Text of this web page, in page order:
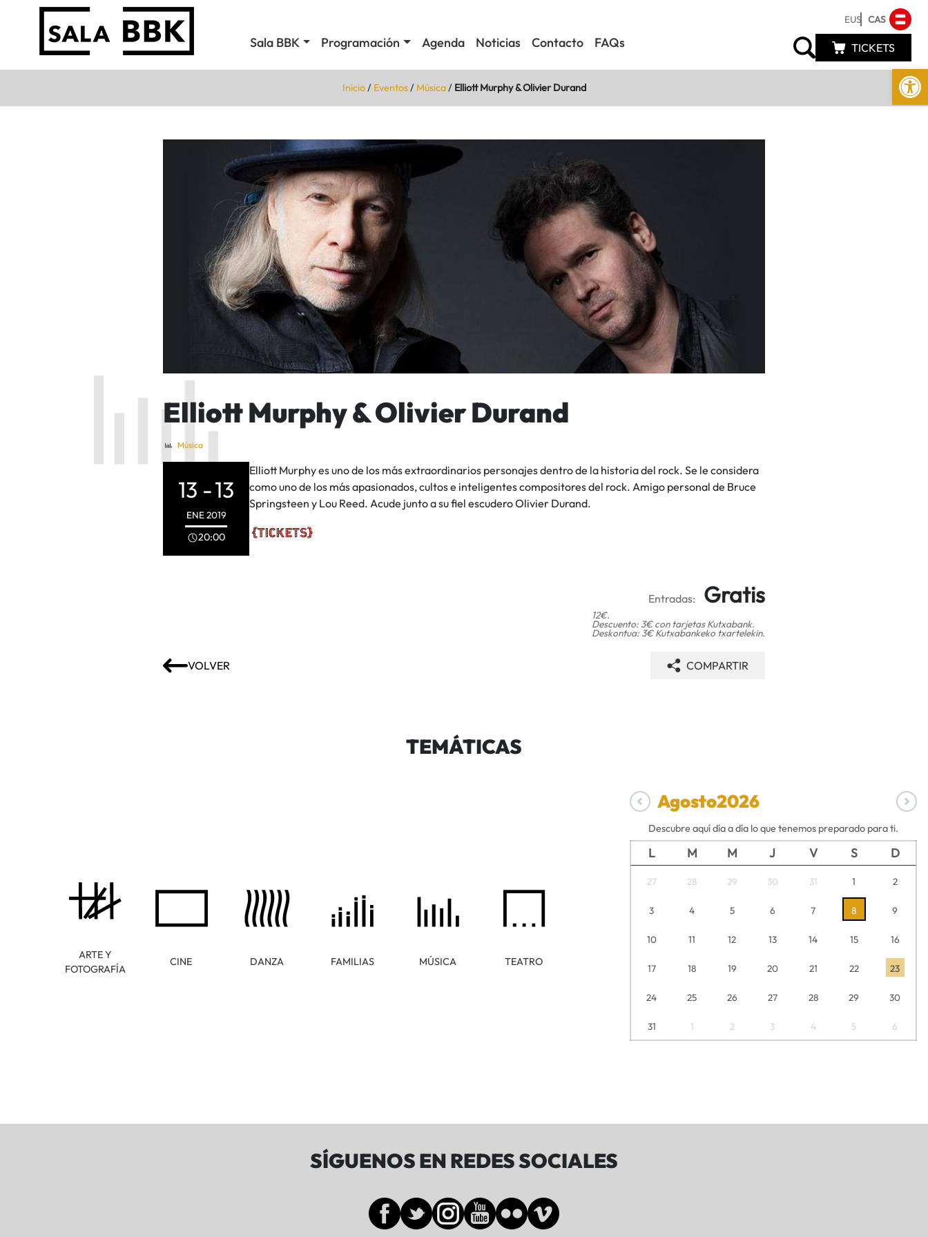
Abrir
Sala BBK Programación Agenda Noticias Contacto FAQs
EUS CAS
TICKETS
Inicio/ Eventos/ Música/ Elliott Murphy & Olivier Durand
Elliott Murphy & Olivier Durand
Música
13 -13
ENE2019
20:00
Elliott Murphy es uno de los más extraordinarios personajes dentro de la historia del rock. Se le considera
como uno de los más apasionados, cultos e inteligentes compositores del rock. Amigo personal de Bruce
Springsteen y Lou Reed. Acude junto a su fiel escudero Olivier Durand.
Entradas: Gratis
12€.
Descuento: 3€ con tarjetas Kutxabank.
Deskontua: 3€ Kutxabankeko txartelekin.
VOLVER COMPARTIR
TEMÁTICAS
ARTE Y
FOTOGRAFÍA
CINE DANZA FAMILIAS MÚSICA TEATRO
Agosto2026
Descubre aquí día a día lo que tenemos preparado para ti.
L M M J V S D
27 28 29 30 31 1 2
3 4 5 6 7 8 9
10 11 12 13 14 15 16
17 18 19 20 21 22 23
24 25 26 27 28 29 30
31 1 2 3 4 5 6
SÍGUENOS EN REDES SOCIALES